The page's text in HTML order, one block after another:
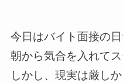
今日はバイト面接の日
朝から気合を入れてス
しかし、現実は厳しか